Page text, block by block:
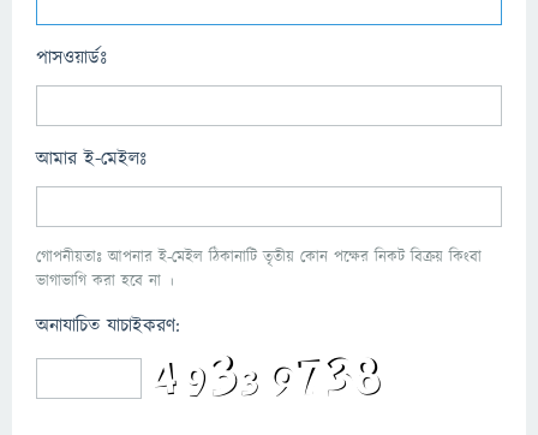
পাসওয়ার্ডঃ
আমার ই-মেইলঃ
গোপনীয়তাঃ আপনার ই-মেইল ঠিকানাটি তৃতীয় কোন পক্ষের নিকট বিক্রয় কিংবা
ভাগাভাগি করা হবে না ।
অনাযাচিত যাচাইকরণ: